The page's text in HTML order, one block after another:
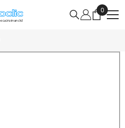
0
0
articoli